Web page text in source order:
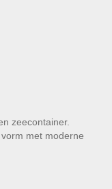
zeecontainer.
met moderne